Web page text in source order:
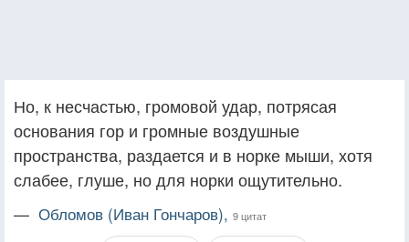
Но, к несчастью, громовой удар, потрясая
основания гор и громные воздушные
пространства, раздается и в норке мыши, хотя
слабее, глуше, но для норки ощутительно.
— Обломов (Иван Гончаров), 9 цитат